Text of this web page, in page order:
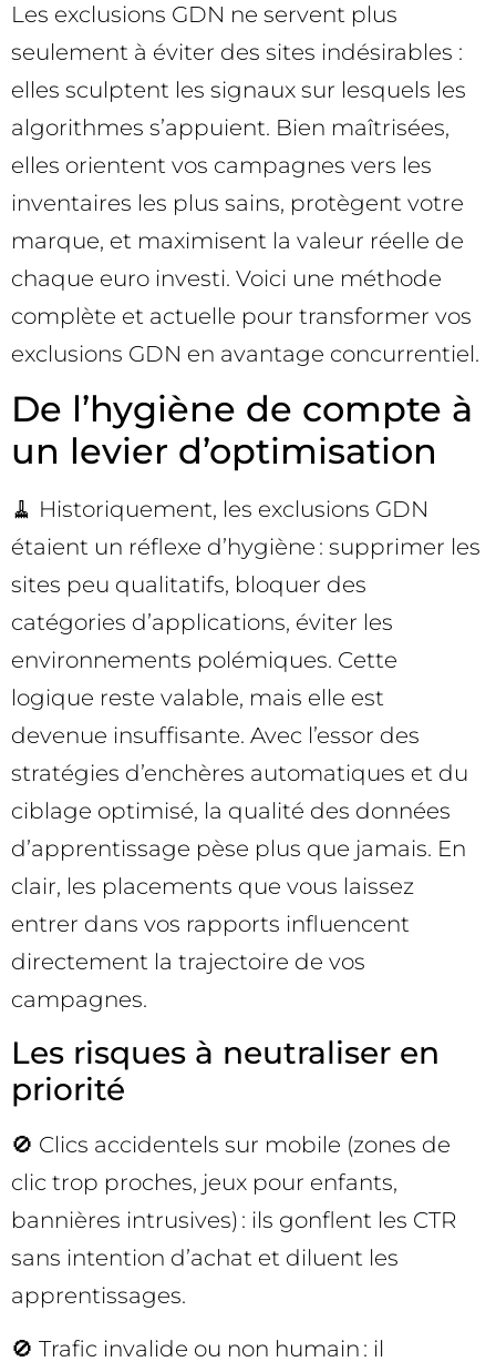
Les exclusions GDN ne servent plus
seulement à éviter des sites indésirables :
elles sculptent les signaux sur lesquels les
algorithmes s’appuient. Bien maîtrisées,
elles orientent vos campagnes vers les
inventaires les plus sains, protègent votre
marque, et maximisent la valeur réelle de
chaque euro investi. Voici une méthode
complète et actuelle pour transformer vos
exclusions GDN en avantage concurrentiel.
De l’hygiène de compte à
un levier d’optimisation
🧹 Historiquement, les exclusions GDN
étaient un réflexe d’hygiène : supprimer les
sites peu qualitatifs, bloquer des
catégories d’applications, éviter les
environnements polémiques. Cette
logique reste valable, mais elle est
devenue insuffisante. Avec l’essor des
stratégies d’enchères automatiques et du
ciblage optimisé, la qualité des données
d’apprentissage pèse plus que jamais. En
clair, les placements que vous laissez
entrer dans vos rapports influencent
directement la trajectoire de vos
campagnes.
Les risques à neutraliser en
priorité
🚫 Clics accidentels sur mobile (zones de
clic trop proches, jeux pour enfants,
bannières intrusives) : ils gonflent les CTR
sans intention d’achat et diluent les
apprentissages.
🚫 Trafic invalide ou non humain : il